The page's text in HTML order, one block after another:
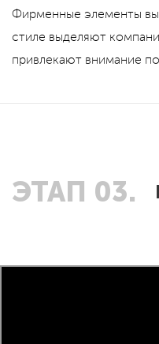
Фирменные элементы
стиле выделяют
привлекают внимание
ЭТАП 03.